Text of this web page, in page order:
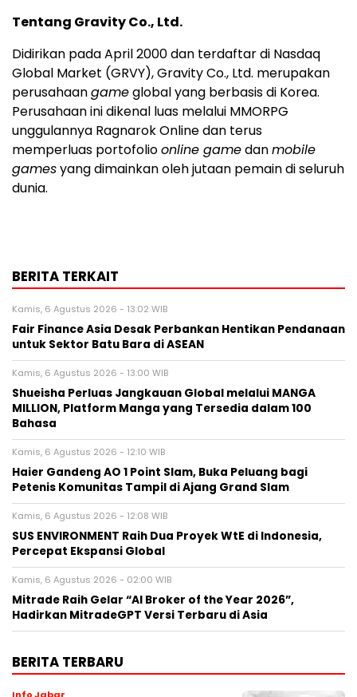
Tentang Gravity Co., Ltd.
Didirikan pada April 2000 dan terdaftar di Nasdaq
Global Market (GRVY), Gravity Co., Ltd. merupakan
perusahaangameglobal yang berbasis di Korea.
Perusahaan ini dikenal luas melalui MMORPG
unggulannya Ragnarok Online dan terus
memperluas portofolioonline gamedanmobile
gamesyang dimainkan oleh jutaan pemain di seluruh
dunia.
BERITA TERKAIT
Kamis, 6 Agustus 2026 - 13:02 WIB
Fair Finance Asia Desak Perbankan Hentikan Pendanaan
untuk Sektor Batu Bara di ASEAN
Kamis, 6 Agustus 2026 - 13:00 WIB
Shueisha Perluas Jangkauan Global melalui MANGA
MILLION, Platform Manga yang Tersedia dalam 100
Bahasa
Kamis, 6 Agustus 2026 - 12:10 WIB
Haier Gandeng AO 1 Point Slam, Buka Peluang bagi
Petenis Komunitas Tampil di Ajang Grand Slam
Kamis, 6 Agustus 2026 - 12:08 WIB
SUS ENVIRONMENT Raih Dua Proyek WtE di Indonesia,
Percepat Ekspansi Global
Kamis, 6 Agustus 2026 - 02:00 WIB
Mitrade Raih Gelar “AI Broker of the Year 2026”,
Hadirkan MitradeGPT Versi Terbaru di Asia
BERITA TERBARU